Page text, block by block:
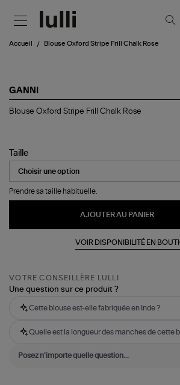
Accueil Blouse Oxford Stripe Frill Chalk Rose
GANNI
Blouse
Chalk
Rose
Blouse Oxford Stripe Frill Chalk Rose
Taille
Prendre sa taille habituelle.
AJOUTER AU PANIER
VOIR DISPONIBILITÉ EN
VOTRE CONSEILLÈRE LULLI
Une question sur ce produit ?
Cette blouse est-elle fabriquée en Inde ?
Quelle est la longueur des manches de cette